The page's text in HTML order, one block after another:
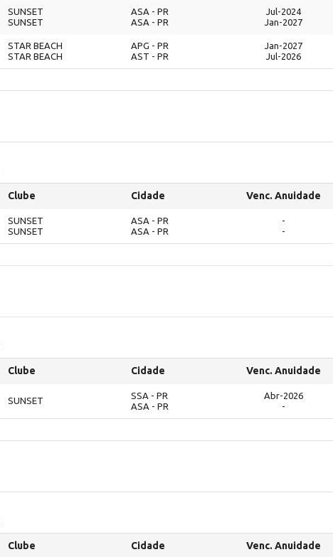
SUNSET
SUNSET
ASA - PR
ASA - PR
Jul-2024
Jan-2027
STAR BEACH
STAR BEACH
APG - PR
AST - PR
Jan-2027
Jul-2026
Clube Cidade Venc. Anuidade
SUNSET
SUNSET
ASA - PR
ASA - PR
-
-
Clube Cidade Venc. Anuidade
SUNSET
SSA - PR
ASA - PR
Abr-2026
-
Clube Cidade Venc. Anuidade